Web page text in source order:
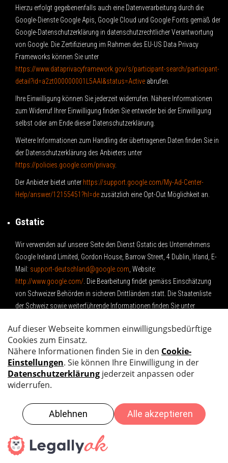
Hierzu erfolgt gegebenenfalls auch eine Datenverarbeitung durch die
Google-Dienste Google Apis, Google Cloud und Google Fonts gemäß der
Google-Datenschutzerklärung in datenschutzrechtlicher Verantwortung
von Google. Die Zertifizierung im Rahmen des EU-US Data Privacy
Frameworks können Sie unter
https://www.dataprivacyframework.gov/s/participant-search/participant-
detail?id=a2zt000000001L5AAI&status=Active abrufen.
Ihre Einwilligung können Sie jederzeit widerrufen. Nähere Informationen
zum Widerruf Ihrer Einwilligung finden Sie entweder bei der Einwilligung
selbst oder am Ende dieser Datenschutzerklärung.
Weitere Informationen zum Handling der übertragenen Daten finden Sie in
der Datenschutzerklärung des Anbieters unter
https://policies.google.com/privacy.
Der Anbieter bietet unter https://support.google.com/My-Ad-Center-
Help/answer/12155451?hl=de zusätzlich eine Opt-Out Möglichkeit an.
Gstatic
Wir verwenden auf unserer Seite den Dienst Gstatic des Unternehmens
Google Ireland Limited, Gordon House, Barrow Street, 4 Dublin, Irland, E-
Mail: support-deutschland@google.com , Website:
http://www.google.com/ Die Bearbeitung findet gemäss Einschätzung
von Schweizer Behörden in sicheren Drittländern statt. Die Staatenliste
der Schweiz sowie weiterführende Informationen finden Sie unter
personendaten-ins-ausland.Die Übermittlung personenbezogener Daten
erfolgt auch in die USA. Im Hinblick auf die Übermittlung
personenbezogener Daten in die USA besteht ein
Angemessenheitsbeschlusses zum EU-US Data Privacy Framework der
EU Kommission im Sinne des Art. 45 DSGVO (nachfolgend: DPF -
be03fcb0fddf_en). Der Betreiber des Dienstes ist im Rahmen des DPF
zertifiziert, so dass für die Übermittlung das übliche Schutzniveau der
Rechtsgrundlage für die Übermittlung der personenbezogenen Daten
stellt Ihre Einwilligung gem. Art. 6 Abs. 6 DSG bzw. Art. 31 Abs. 2 DSG und